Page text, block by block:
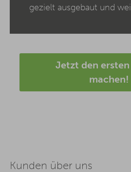
gezielt ausgebaut und
Jetzt den
machen!
Kunden über uns